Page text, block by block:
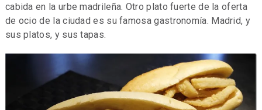
cabida en la urbe madrileña. Otro plato fuerte de la oferta
de ocio de la ciudad es su famosa gastronomía. Madrid, y
sus platos, y sus tapas.